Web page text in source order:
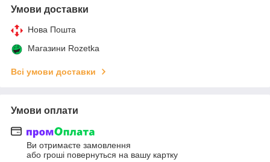
Умови доставки
Нова Пошта
Магазини Rozetka
Всі умови доставки
Умови оплати
Ви отримаєте замовлення
або гроші повернуться на вашу картку